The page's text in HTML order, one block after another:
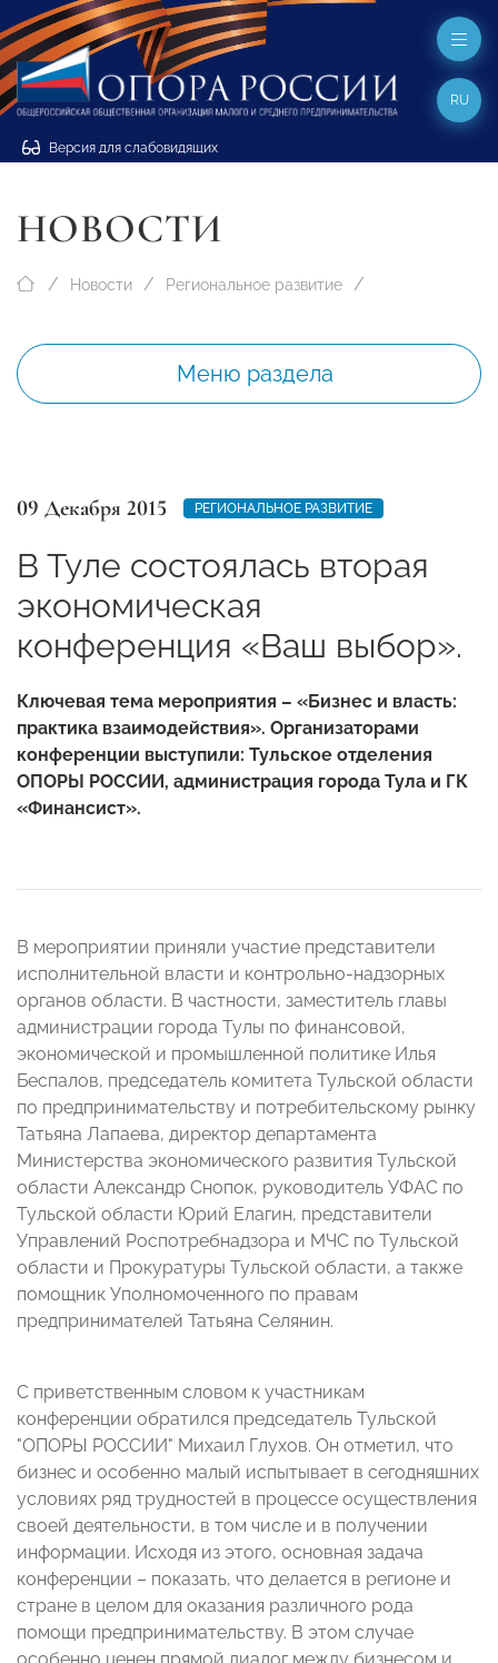
Версия для слабовидящих
RU
НОВОСТИ
Новости Региональное развитие
Меню раздела
09 Декабря 2015 РЕГИОНАЛЬНОЕ РАЗВИТИЕ
В Туле состоялась вторая
экономическая
конференция «Ваш выбор».
Ключевая тема мероприятия – «Бизнес и власть:
практика взаимодействия». Организаторами
конференции выступили: Тульское отделения
ОПОРЫ РОССИИ, администрация города Тула и ГК
«Финансист».
В мероприятии приняли участие представители
исполнительной власти и контрольно-надзорных
органов области. В частности, заместитель главы
администрации города Тулы по финансовой,
экономической и промышленной политике Илья
Беспалов, председатель комитета Тульской области
по предпринимательству и потребительскому рынку
Татьяна Лапаева, директор департамента
Министерства экономического развития Тульской
области Александр Снопок, руководитель УФАС по
Тульской области Юрий Елагин, представители
Управлений Роспотребнадзора и МЧС по Тульской
области и Прокуратуры Тульской области, а также
помощник Уполномоченного по правам
предпринимателей Татьяна Селянин.
С приветственным словом к участникам
конференции обратился председатель Тульской
"ОПОРЫ РОССИИ" Михаил Глухов. Он отметил, что
бизнес и особенно малый испытывает в сегодняшних
условиях ряд трудностей в процессе осуществления
своей деятельности, в том числе и в получении
информации. Исходя из этого, основная задача
конференции – показать, что делается в регионе и
стране в целом для оказания различного рода
помощи предпринимательству. В этом случае